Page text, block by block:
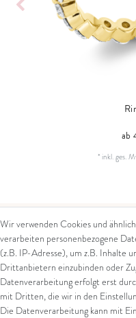
ab
* inkl. ges.
Kontakt
Kontaktformular
Arena in Arte GmbH
Wir verwenden Cookies und
verarbeiten personenbezogene
(z.B. IP-Adresse), um z.B. Inhalte
Drittanbietern einzubinden oder
Datenverarbeitung erfolgt erst
mit Dritten, die wir in den
Die Datenverarbeitung kann mit